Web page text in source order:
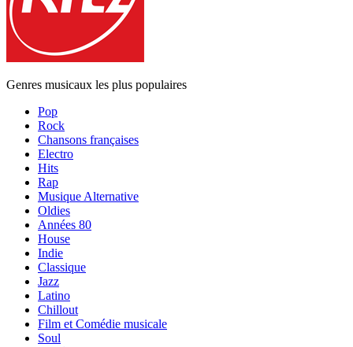
Genres musicaux les plus populaires
Pop
Rock
Chansons françaises
Electro
Hits
Rap
Musique Alternative
Oldies
Années 80
House
Indie
Classique
Jazz
Latino
Chillout
Film et Comédie musicale
Soul